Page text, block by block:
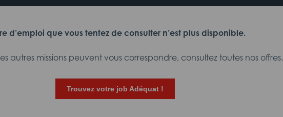
d’emploi que vous tentez de consulter n’est plus disponible.
autres missions peuvent vous correspondre, consultez toutes nos offres.
Trouvez votre job Adéquat !